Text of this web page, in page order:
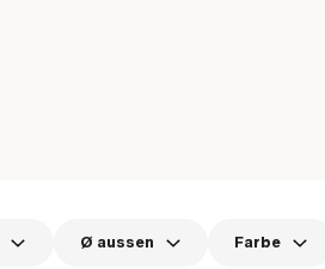
Ø aussen Farbe